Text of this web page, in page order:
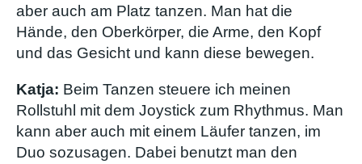
aber auch am Platz tanzen. Man hat die
Hände, den Oberkörper, die Arme, den Kopf
und das Gesicht und kann diese bewegen.
Katja: Beim Tanzen steuere ich meinen
Rollstuhl mit dem Joystick zum Rhythmus. Man
kann aber auch mit einem Läufer tanzen, im
Duo sozusagen. Dabei benutzt man den